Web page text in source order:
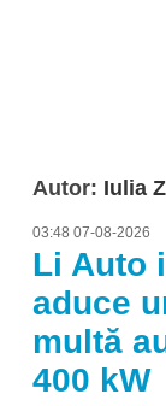
Autor: Iulia
03:48 07-08-2026
Li Auto
aduce
multă
400 kW